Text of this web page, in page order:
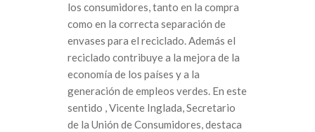
los consumidores, tanto en la compra
como en la correcta separación de
envases para el reciclado. Además el
reciclado contribuye a la mejora de la
economía de los países y a la
generación de empleos verdes. En este
sentido , Vicente Inglada, Secretario
de la Unión de Consumidores, destaca